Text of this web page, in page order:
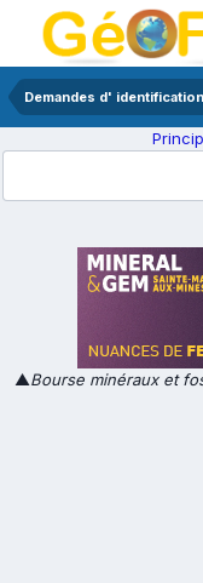
Demandes d'
▲Bourse minéraux et